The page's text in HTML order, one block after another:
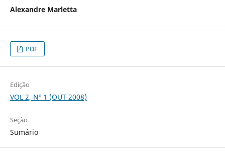
Alexandre Marletta
PDF
Edição
VOL 2, Nº 1 (OUT 2008)
Seção
Sumário